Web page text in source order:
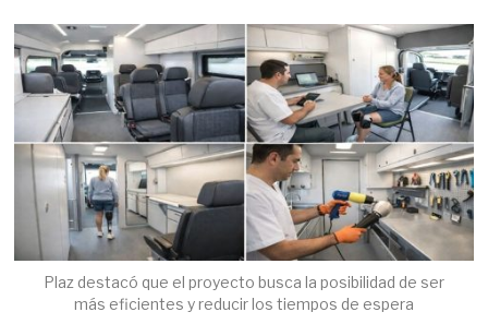
Plaz destacó que el proyecto busca la posibilidad de ser
más eficientes y reducir los tiempos de espera